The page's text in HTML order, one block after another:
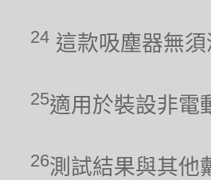
24 這款吸塵器無
25適用於裝設非電
26測試結果與其他